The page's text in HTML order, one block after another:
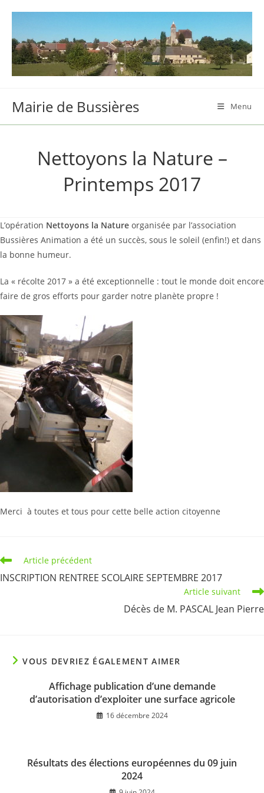
content
Mairie de Bussières Menu
Nettoyons la Nature –
Printemps 2017
L’opération Nettoyons la Nature organisée par l’association
Bussières Animation a été un succès, sous le soleil (enfin!) et dans
la bonne humeur.
La « récolte 2017 » a été exceptionnelle : tout le monde doit encore
faire de gros efforts pour garder notre planète propre !
Merci à toutes et tous pour cette belle action citoyenne
Read
articles
Article précédent
INSCRIPTION RENTREE SCOLAIRE SEPTEMBRE 2017
Article suivant
Décès de M. PASCAL Jean Pierre
VOUS DEVRIEZ ÉGALEMENT AIMER
Affichage publication d’une demande
d’autorisation d’exploiter une surface agricole
16 décembre 2024
Résultats des élections européennes du 09 juin
2024